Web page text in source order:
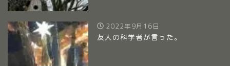
2022年9月16日
友人の科学者が言った。